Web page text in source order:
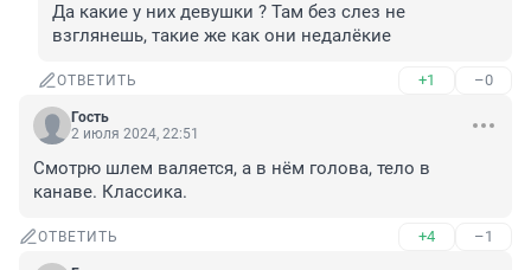
Да какие у них девушки ? Там без слез не
взглянешь, такие же как они недалёкие
ОТВЕТИТЬ +1 –0
Гость
2 июля 2024, 22:51
Смотрю шлем валяется, а в нём голова, тело в
канаве. Классика.
ОТВЕТИТЬ +4 –1